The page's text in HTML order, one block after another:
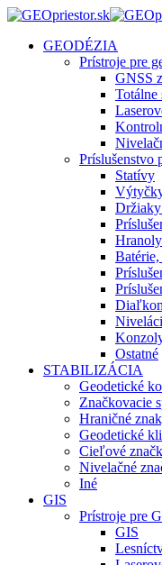
GEODÉZIA
Prístroje pre
GNSS
Totálne
Príslušenstvo
Statívy
Ostatné
STABILIZÁCIA
Geodetické
Značkovacie
Hraničné
Geodetické
Cieľové
Nivelačné
Iné
GIS
Prístroje pre
GIS